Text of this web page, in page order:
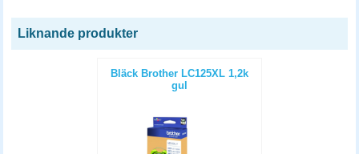
Liknande produkter
Bläck Brother LC125XL 1,2k
gul